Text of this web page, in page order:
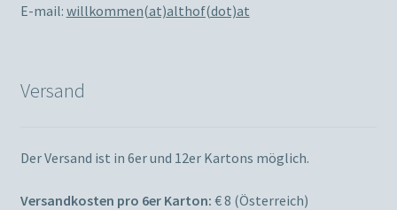
E-mail: willkommen(at)althof(dot)at
Versand
Der Versand ist in 6er und 12er Kartons möglich.
Versandkosten pro 6er Karton: € 8 (Österreich)